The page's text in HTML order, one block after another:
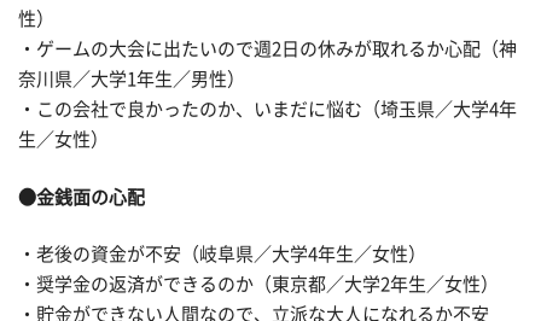
性）
・ゲームの大会に出たいので週2日の休みが取れるか心配（神
奈川県／大学1年生／男性）
・この会社で良かったのか、いまだに悩む（埼玉県／大学4年
生／女性）
●金銭面の心配
・老後の資金が不安（岐阜県／大学4年生／女性）
・奨学金の返済ができるのか（東京都／大学2年生／女性）
・貯金ができない人間なので、立派な大人になれるか不安